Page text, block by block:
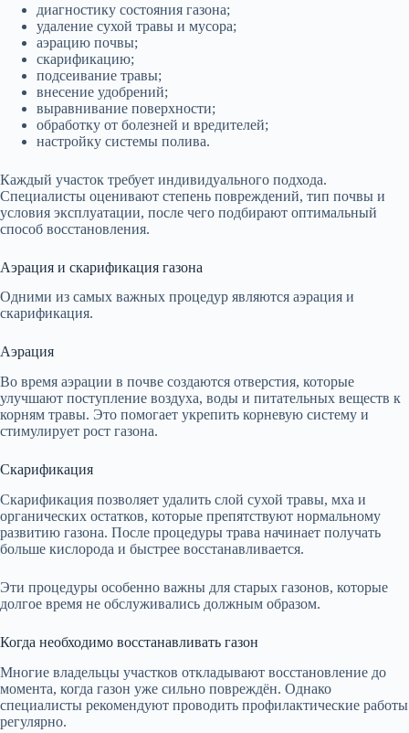
диагностику состояния газона;
удаление сухой травы и мусора;
аэрацию почвы;
скарификацию;
подсеивание травы;
внесение удобрений;
выравнивание поверхности;
обработку от болезней и вредителей;
настройку системы полива.
Каждый участок требует индивидуального подхода.
Специалисты оценивают степень повреждений, тип почвы и
условия эксплуатации, после чего подбирают оптимальный
способ восстановления.
Аэрация и скарификация газона
Одними из самых важных процедур являются аэрация и
скарификация.
Аэрация
Во время аэрации в почве создаются отверстия, которые
улучшают поступление воздуха, воды и питательных веществ к
корням травы. Это помогает укрепить корневую систему и
стимулирует рост газона.
Скарификация
Скарификация позволяет удалить слой сухой травы, мха и
органических остатков, которые препятствуют нормальному
развитию газона. После процедуры трава начинает получать
больше кислорода и быстрее восстанавливается.
Эти процедуры особенно важны для старых газонов, которые
долгое время не обслуживались должным образом.
Когда необходимо восстанавливать газон
Многие владельцы участков откладывают восстановление до
момента, когда газон уже сильно повреждён. Однако
специалисты рекомендуют проводить профилактические работы
регулярно.